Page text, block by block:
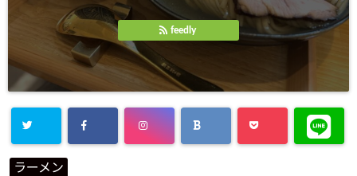
feedly
ラーメン